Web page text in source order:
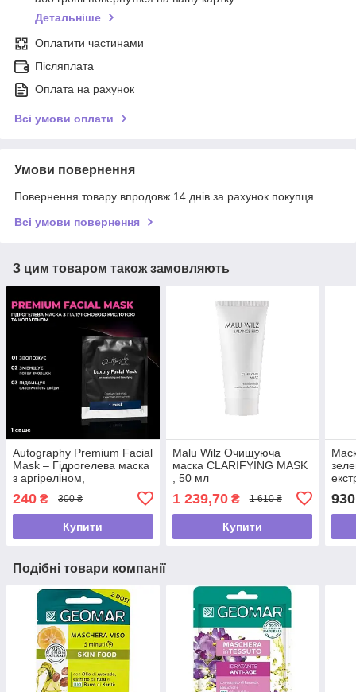
Детальніше
Оплатити частинами
Післяплата
Оплата на рахунок
Всі умови оплати
Умови повернення
Повернення товару впродовж 14 днів за рахунок покупця
Всі умови повернення
З цим товаром також замовляють
Autography Premium Facial
Mask – Гідрогелева маска
з аргіреліном,
гіалуроновою кислотою і
колагеном, саше
240 ₴ 300 ₴
Купити
Malu Wilz Очищуюча
маска CLARIFYING MASK
, 50 мл
1 239,70₴ 1 610 ₴
Купити
930
Подібні товари компанії